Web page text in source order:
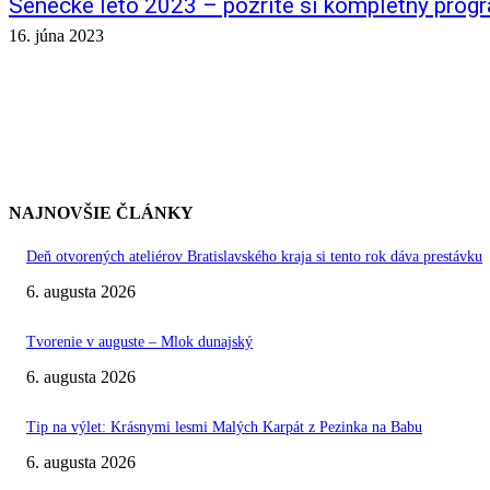
Senecké leto 2023 – pozrite si kompletný
16. júna 2023
NAJNOVŠIE ČLÁNKY
Deň otvorených ateliérov Bratislavského kraja si tento rok dáva prestávku
6. augusta 2026
Tvorenie v auguste – Mlok dunajský
6. augusta 2026
Tip na výlet: Krásnymi lesmi Malých Karpát z Pezinka na Babu
6. augusta 2026